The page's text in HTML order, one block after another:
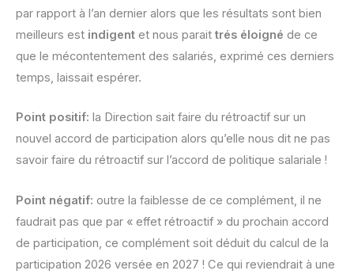
par rapport à l’an dernier alors que les résultats sont bien
meilleurs est indigent et nous parait trés éloigné de ce
que le mécontentement des salariés, exprimé ces derniers
temps, laissait espérer.
Point positif: la Direction sait faire du rétroactif sur un
nouvel accord de participation alors qu’elle nous dit ne pas
savoir faire du rétroactif sur l’accord de politique salariale !
Point négatif: outre la faiblesse de ce complément, il ne
faudrait pas que par « effet rétroactif » du prochain accord
de participation, ce complément soit déduit du calcul de la
participation 2026 versée en 2027 ! Ce qui reviendrait à une